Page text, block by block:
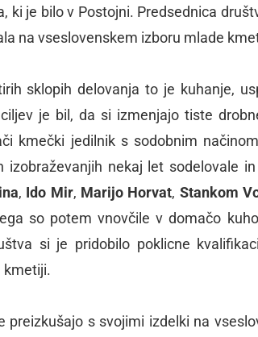
ki je bilo v Postojni. Predsednica
na vseslovenskem izboru mlade
sklopih delovanja to je kuhanje,
je bil, da si izmenjajo tiste
kmečki jedilnik s sodobnim
izobraževanjih nekaj let sodelovale
, Ido Mir, Marijo Horvat, Stankom
so potem vnovčile v domačo
si je pridobilo poklicne
kmetiji.
preizkušajo s svojimi izdelki na